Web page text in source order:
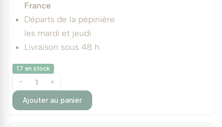
France
Départs de la pépinière
les mardi et jeudi
Livraison sous 48 h
17 en stock
Ajouter au panier